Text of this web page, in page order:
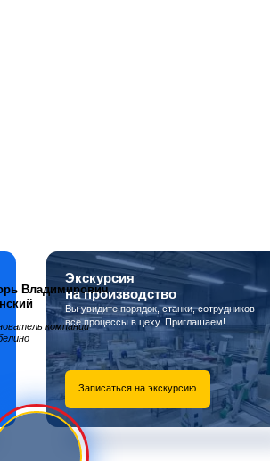
Владимирович
компании
Экскурсия
на производство
Вы увидите порядок, станки, сотрудников
все процессы в цеху. Приглашаем!
Записаться на экскурсию